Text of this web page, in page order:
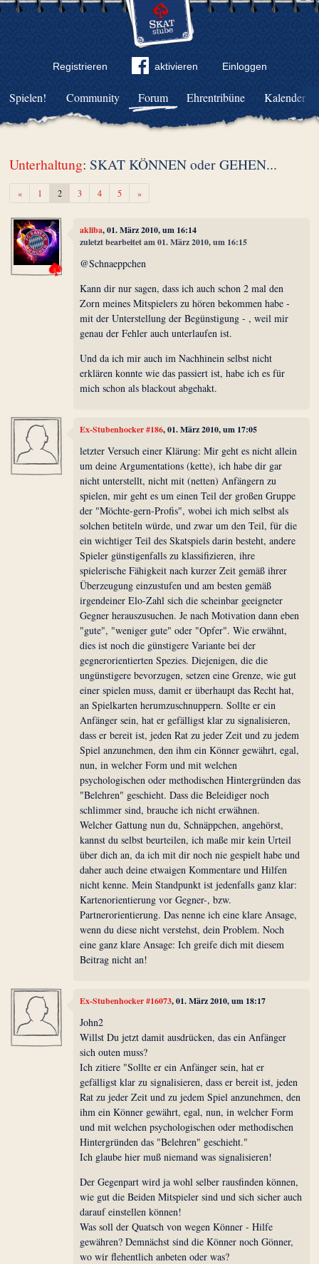
Registrieren aktivieren Einloggen
Community Forum Ehrentribüne Kalender
Spielen!
Unterhaltung: SKAT KÖNNEN oder GEHEN...
«Zurück1 2 3 4 5 »Weiter
akliba, 01. März 2010, um 16:14
zuletzt bearbeitet am 01. März 2010, um 16:15
@Schnaeppchen
Kann dir nur sagen, dass ich auch schon 2 mal den
Zorn meines Mitspielers zu hören bekommen habe -
mit der Unterstellung der Begünstigung - , weil mir
genau der Fehler auch unterlaufen ist.
Und da ich mir auch im Nachhinein selbst nicht
erklären konnte wie das passiert ist, habe ich es für
mich schon als blackout abgehakt.
Ex-Stubenhocker #186, 01. März 2010, um 17:05
letzter Versuch einer Klärung: Mir geht es nicht allein
um deine Argumentations (kette), ich habe dir gar
nicht unterstellt, nicht mit (netten) Anfängern zu
spielen, mir geht es um einen Teil der großen Gruppe
der "Möchte-gern-Profis", wobei ich mich selbst als
solchen betiteln würde, und zwar um den Teil, für die
ein wichtiger Teil des Skatspiels darin besteht, andere
Spieler günstigenfalls zu klassifizieren, ihre
spielerische Fähigkeit nach kurzer Zeit gemäß ihrer
Überzeugung einzustufen und am besten gemäß
irgendeiner Elo-Zahl sich die scheinbar geeigneter
Gegner herauszusuchen. Je nach Motivation dann eben
"gute", "weniger gute" oder "Opfer". Wie erwähnt,
dies ist noch die günstigere Variante bei der
gegnerorientierten Spezies. Diejenigen, die die
ungünstigere bevorzugen, setzen eine Grenze, wie gut
einer spielen muss, damit er überhaupt das Recht hat,
an Spielkarten herumzuschnuppern. Sollte er ein
Anfänger sein, hat er gefälligst klar zu signalisieren,
dass er bereit ist, jeden Rat zu jeder Zeit und zu jedem
Spiel anzunehmen, den ihm ein Könner gewährt, egal,
nun, in welcher Form und mit welchen
psychologischen oder methodischen Hintergründen das
"Belehren" geschieht. Dass die Beleidiger noch
schlimmer sind, brauche ich nicht erwähnen.
Welcher Gattung nun du, Schnäppchen, angehörst,
kannst du selbst beurteilen, ich maße mir kein Urteil
über dich an, da ich mit dir noch nie gespielt habe und
daher auch deine etwaigen Kommentare und Hilfen
nicht kenne. Mein Standpunkt ist jedenfalls ganz klar:
Kartenorientierung vor Gegner-, bzw.
Partnerorientierung. Das nenne ich eine klare Ansage,
wenn du diese nicht verstehst, dein Problem. Noch
eine ganz klare Ansage: Ich greife dich mit diesem
Beitrag nicht an!
Ex-Stubenhocker #16073, 01. März 2010, um 18:17
John2
Willst Du jetzt damit ausdrücken, das ein Anfänger
sich outen muss?
Ich zitiere "Sollte er ein Anfänger sein, hat er
gefälligst klar zu signalisieren, dass er bereit ist, jeden
Rat zu jeder Zeit und zu jedem Spiel anzunehmen, den
ihm ein Könner gewährt, egal, nun, in welcher Form
und mit welchen psychologischen oder methodischen
Hintergründen das "Belehren" geschieht."
Ich glaube hier muß niemand was signalisieren!
Der Gegenpart wird ja wohl selber rausfinden können,
wie gut die Beiden Mitspieler sind und sich sicher auch
darauf einstellen können!
Was soll der Quatsch von wegen Könner - Hilfe
gewähren? Demnächst sind die Könner noch Gönner,
wo wir flehentlich anbeten oder was?